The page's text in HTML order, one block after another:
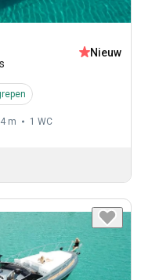
Nieuw
m 1 WC